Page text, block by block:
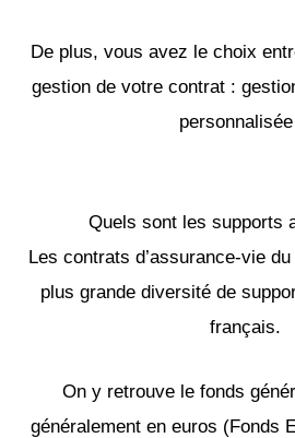
De plus, vous avez le choix
gestion de votre contrat :
Quels sont les supports
Les contrats d’assurance-vie
plus grande diversité de
français.
On y retrouve le fonds
généralement en euros (Fonds